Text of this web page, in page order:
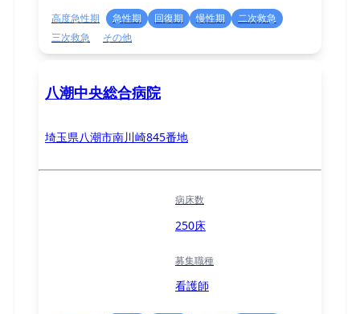
高度急性期 急性期 回復期 慢性期
二次救急
三次救急
その他
八潮中央総合病院
埼玉県八潮市南川崎845番地
病床数
250床
募集職種
看護師